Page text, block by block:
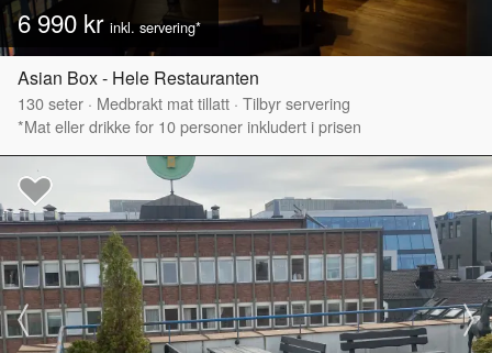
6 990 kr inkl. servering*
Asian Box - Hele Restauranten
130seter · Medbrakt mat tillatt · Tilbyr servering
*Mat eller drikke for 10 personer inkludert i prisen